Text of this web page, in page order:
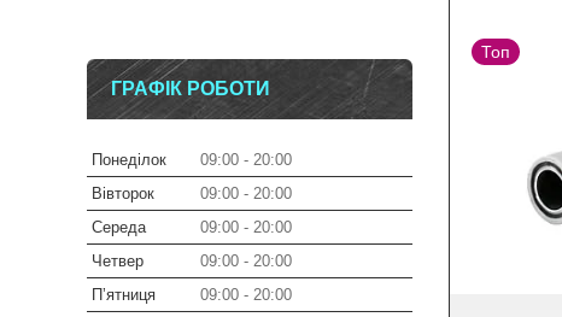
Топ
ГРАФІК РОБОТИ
Понеділок 09:00
20:00
Вівторок
09:00
20:00
Середа
09:00
20:00
Четвер
09:00
20:00
Пʼятниця
09:00
20:00